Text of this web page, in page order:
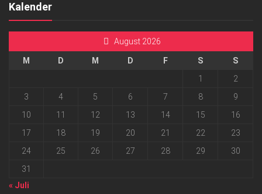
Kalender
August 2026
M D M D F S
S
1
2
3
4 5 6 7 8
9
10
11 12 13 14 15
16
17
18 19 20 21 22
23
24
25 26 27 28 29
30
31
« Juli